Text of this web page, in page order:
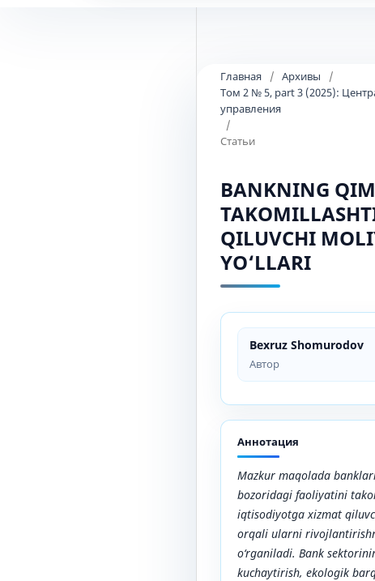
Главная / Архивы
/
Том 2 № 5, part 3 (2025):
управления
/
Статьи
BANKNING
QILUVCHI
YO‘LLARI
Bexruz Shomurodov
Автор
Аннотация
Mazkur maqolada
bozoridagi faoliyatini
iqtisodiyotga xizmat
orqali ularni
o‘rganiladi. Bank
kuchaytirish, еkologik